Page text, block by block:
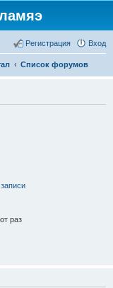
Вход
Регистрация
Список форумов
раз